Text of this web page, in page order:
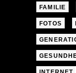
FAMILIE
FOTOS